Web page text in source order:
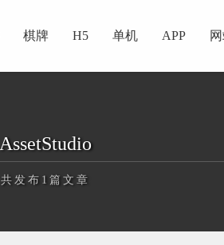
棋牌 H5 单机 APP
AssetStudio
共发布1篇文章